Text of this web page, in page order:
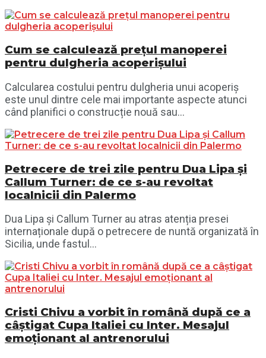
Cum se calculează prețul manoperei
pentru dulgheria acoperișului
Calcularea costului pentru dulgheria unui acoperiș
este unul dintre cele mai importante aspecte atunci
când planifici o construcție nouă sau...
Petrecere de trei zile pentru Dua Lipa și
Callum Turner: de ce s-au revoltat
localnicii din Palermo
Dua Lipa și Callum Turner au atras atenția presei
internaționale după o petrecere de nuntă organizată în
Sicilia, unde fastul...
Cristi Chivu a vorbit în română după ce a
câștigat Cupa Italiei cu Inter. Mesajul
emoționant al antrenorului